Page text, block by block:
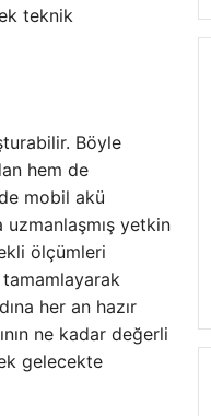
teknik
Böyle
hem de
mobil akü
uzmanlaşmış yetkin
ölçümleri
her an hazır
ne kadar değerli
gelecekte